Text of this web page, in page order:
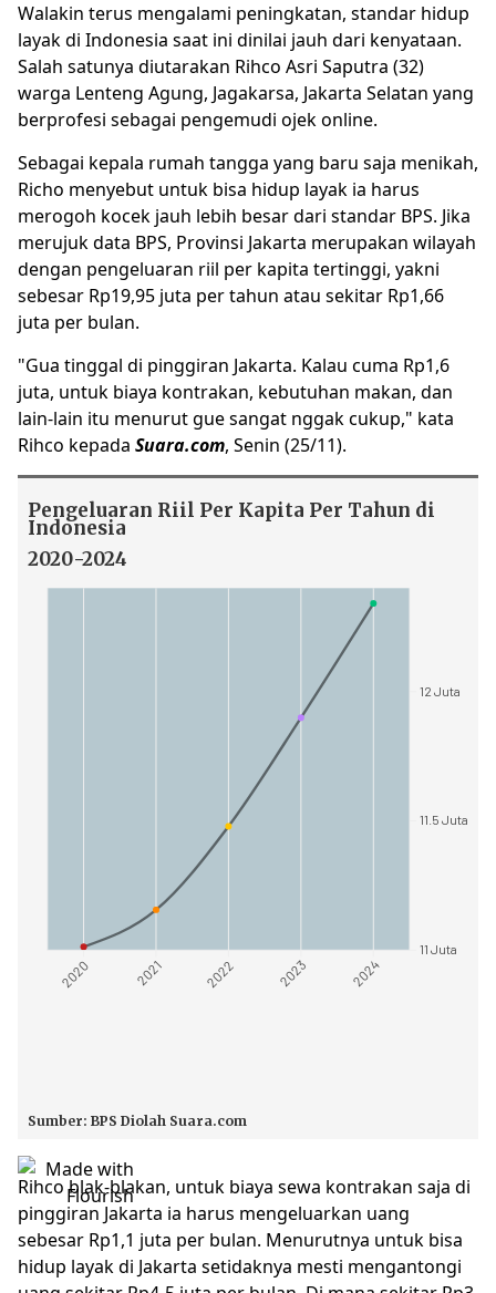
Walakin terus mengalami peningkatan, standar hidup
layak di Indonesia saat ini dinilai jauh dari kenyataan.
Salah satunya diutarakan Rihco Asri Saputra (32)
warga Lenteng Agung, Jagakarsa, Jakarta Selatan yang
berprofesi sebagai pengemudi ojek online.
Sebagai kepala rumah tangga yang baru saja menikah,
Richo menyebut untuk bisa hidup layak ia harus
merogoh kocek jauh lebih besar dari standar BPS. Jika
merujuk data BPS, Provinsi Jakarta merupakan wilayah
dengan pengeluaran riil per kapita tertinggi, yakni
sebesar Rp19,95 juta per tahun atau sekitar Rp1,66
juta per bulan.
"Gua tinggal di pinggiran Jakarta. Kalau cuma Rp1,6
juta, untuk biaya kontrakan, kebutuhan makan, dan
lain-lain itu menurut gue sangat nggak cukup," kata
Rihco kepada Suara.com, Senin (25/11).
Rihco blak-blakan, untuk biaya sewa kontrakan saja di
pinggiran Jakarta ia harus mengeluarkan uang
sebesar Rp1,1 juta per bulan. Menurutnya untuk bisa
hidup layak di Jakarta setidaknya mesti mengantongi